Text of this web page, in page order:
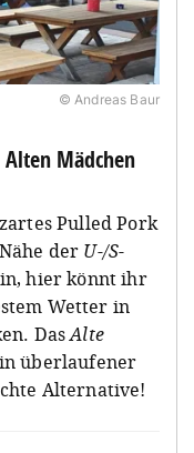
© Andreas Baur
Mädchen
Pulled Pork
der U-/S-
hier könnt ihr
Wetter in
DasAlte
überlaufener
Alternative!